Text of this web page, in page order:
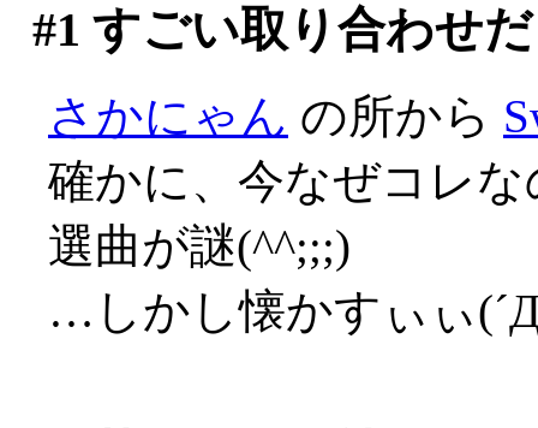
#1 すごい取り合わせだ
さかにゃん の所から
確かに、今なぜコレ
選曲が謎(^^;;;)
…しかし懐かすぃぃ